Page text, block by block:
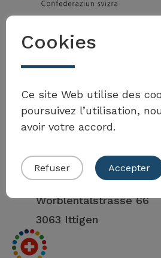
3003 Berne
Tél. +41 58 462 40 60
Adresse physique
Worblentalstrasse 66
3063 Ittigen
Cookies
Ce site Web utilise des
poursuivez l’utilisation,
avoir votre accord.
Refuser Accepter